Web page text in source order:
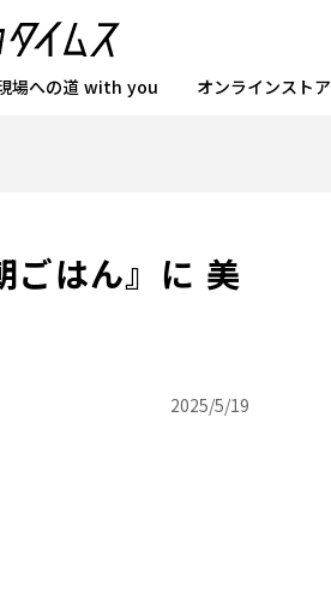
場への道 with you オンラインストア
ごはん』に 美
2025/5/19